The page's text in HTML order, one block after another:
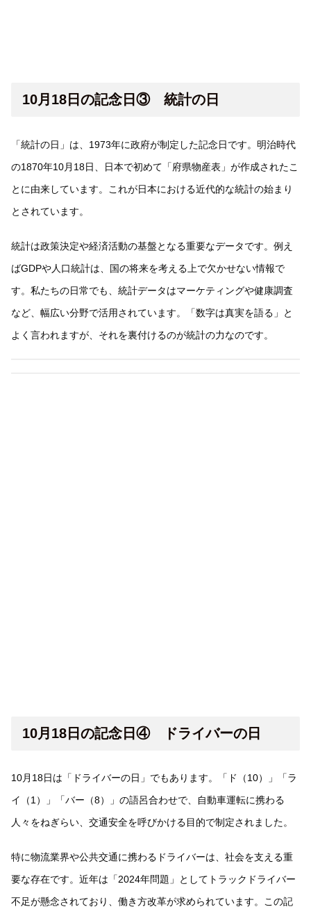
10月18日の記念日③ 統計の日
「統計の日」は、1973年に政府が制定した記念日です。明治時代
の1870年10月18日、日本で初めて「府県物産表」が作成されたこ
とに由来しています。これが日本における近代的な統計の始まり
とされています。
統計は政策決定や経済活動の基盤となる重要なデータです。例え
ばGDPや人口統計は、国の将来を考える上で欠かせない情報で
す。私たちの日常でも、統計データはマーケティングや健康調査
など、幅広い分野で活用されています。「数字は真実を語る」と
よく言われますが、それを裏付けるのが統計の力なのです。
10月18日の記念日④ ドライバーの日
10月18日は「ドライバーの日」でもあります。「ド（10）」「ラ
イ（1）」「バー（8）」の語呂合わせで、自動車運転に携わる
人々をねぎらい、交通安全を呼びかける目的で制定されました。
特に物流業界や公共交通に携わるドライバーは、社会を支える重
要な存在です。近年は「2024年問題」としてトラックドライバー
不足が懸念されており、働き方改革が求められています。この記